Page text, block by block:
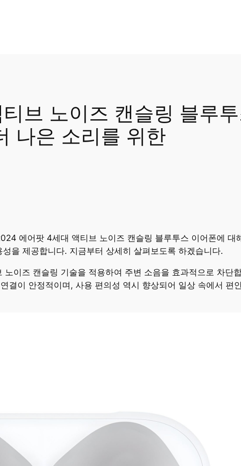
브 노이즈 캔슬링 블루
나은 소리를 위한
에어팟 4세대 액티브 노이즈 캔슬링 블루투스 이어폰에 대
을 제공합니다. 지금부터 상세히 살펴보도록 하겠습니다.
이즈 캔슬링 기술을 적용하여 주변 소음을 효과적으로 차단
결이 안정적이며, 사용 편의성 역시 향상되어 일상 속에서 편